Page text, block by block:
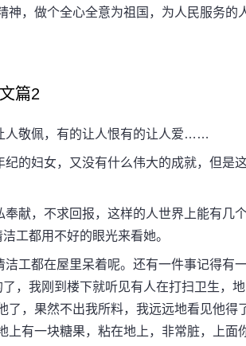
，做个全心全意为祖国，为人民服务的
篇2
敬佩，有的让人恨有的让人爱……
的妇女，又没有什么伟大的成就，但是
献，不求回报，这样的人世界上能有几
工都用不好的眼光来看她。
工都在屋里呆着呢。还有一件事记得有
，我刚到楼下就听见有人在打扫卫生，地
了，果然不出我所料，我远远地看见他得
上有一块糖果，粘在地上，非常脏，上面